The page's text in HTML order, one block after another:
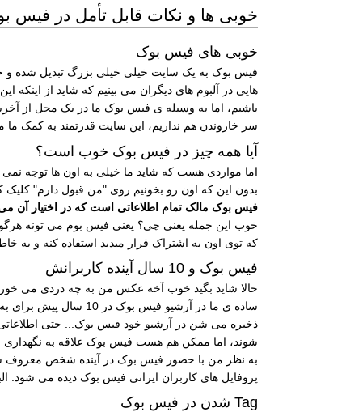
خوبی ها و نکات قابل تأمل در فیس
خوبی های فیس بوک
فیس بوک به یک سایت خیلی خیلی بزرگ تبدیل شده و
هایی در آلبوم های دیگران می بینیم که شاید از اینکه
باشیم، اما به وسیله ی فیس بوک ما در یک محل از
سر خاروندن هم نداریم، این سایت قدرتمند به کمک ما
آیا همه چیز در فیس بوک خوب است؟
اما مواردی هست که شاید ما خیلی به اون ها توجه
بدون این که اون رو بخونیم روی "من قبول دارم"
فیس بوک مالک تمام اطلاعاتی است که در اختیار آن می
خوب این جمله یعنی چی؟ یعنی فیس بوم می تونه
که توی اون به اشتراک قرار میدید استفاده کنه و به
فیس بوک و 10 سال آینده کاربرانش
ساده ی ما در آرشیو
ذخیره می شن در آرشیو خود فیس بوک... حتی
شوند، اما ممکن هم هست فیس بوک علاقه به نگهداری
به نظر من با حضور فیس بوک در آینده شخص معروف
پروفایل های کاربران ایرانی فیس بوک دیده می شود.
Tag شدن در فیس بوک